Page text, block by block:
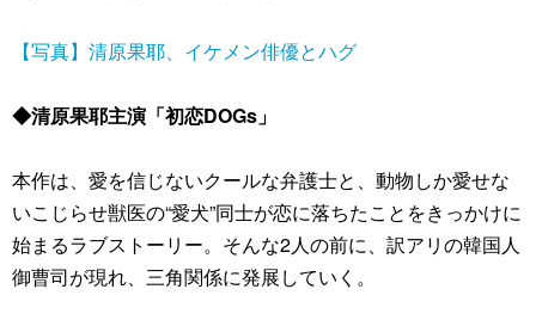
【写真】清原果耶、イケメン俳優とハグ
◆清原果耶主演「初恋DOGs」
本作は、愛を信じないクールな弁護士と、動物しか愛せな
いこじらせ獣医の“愛犬”同士が恋に落ちたことをきっかけに
始まるラブストーリー。そんな2人の前に、訳アリの韓国人
御曹司が現れ、三角関係に発展していく。